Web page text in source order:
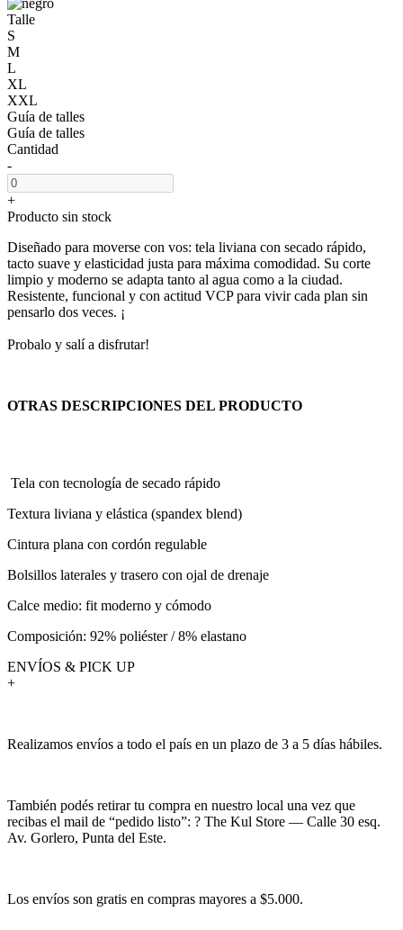
Talle
S
M
L
XL
XXL
Guía de talles
Guía de talles
Cantidad
-
+
Producto sin stock
Diseñado para moverse con vos: tela liviana con secado rápido,
tacto suave y elasticidad justa para máxima comodidad. Su corte
limpio y moderno se adapta tanto al agua como a la ciudad.
Resistente, funcional y con actitud VCP para vivir cada plan sin
pensarlo dos veces. ¡
Probalo y salí a disfrutar!
OTRAS DESCRIPCIONES DEL PRODUCTO
Tela con tecnología de secado rápido
Textura liviana y elástica (spandex blend)
Cintura plana con cordón regulable
Bolsillos laterales y trasero con ojal de drenaje
Calce medio: fit moderno y cómodo
Composición: 92% poliéster / 8% elastano
ENVÍOS & PICK UP
+
Realizamos envíos a todo el país en un plazo de 3 a 5 días hábiles.
También podés retirar tu compra en nuestro local una vez que
recibas el mail de “pedido listo”: ? The Kul Store — Calle 30 esq.
Av. Gorlero, Punta del Este.
Los envíos son gratis en compras mayores a $5.000.